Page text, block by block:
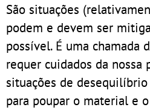
São situações
podem e devem ser
possível. É uma chamada
requer cuidados da nossa
situações de
para poupar o material e